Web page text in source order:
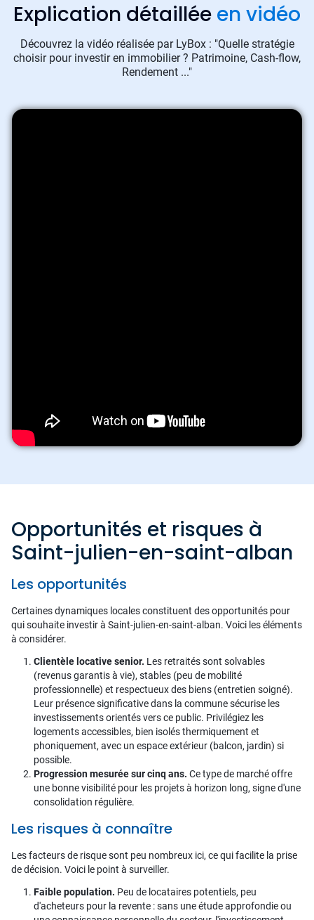
Explication détaillée en vidéo
Découvrez la vidéo réalisée par LyBox : "Quelle stratégie
choisir pour investir en immobilier ? Patrimoine, Cash-flow,
Rendement ..."
Opportunités et risques à
Saint-julien-en-saint-alban
Les opportunités
Certaines dynamiques locales constituent des opportunités pour
qui souhaite investir à Saint-julien-en-saint-alban. Voici les éléments
à considérer.
Clientèle locative senior. Les retraités sont solvables
(revenus garantis à vie), stables (peu de mobilité
professionnelle) et respectueux des biens (entretien soigné).
Leur présence significative dans la commune sécurise les
investissements orientés vers ce public. Privilégiez les
logements accessibles, bien isolés thermiquement et
phoniquement, avec un espace extérieur (balcon, jardin) si
possible.
Progression mesurée sur cinq ans. Ce type de marché offre
une bonne visibilité pour les projets à horizon long, signe d'une
consolidation régulière.
Les risques à connaître
Les facteurs de risque sont peu nombreux ici, ce qui facilite la prise
de décision. Voici le point à surveiller.
Faible population. Peu de locataires potentiels, peu
d'acheteurs pour la revente : sans une étude approfondie ou